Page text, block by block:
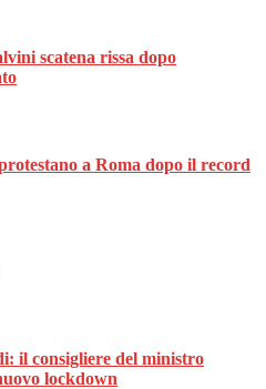
scatena rissa dopo
a Roma dopo il record
il consigliere del ministro
lockdown